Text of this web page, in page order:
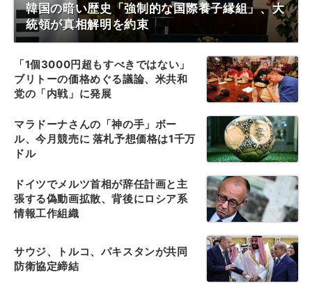
韓国の暗い歴史「強制的な国際養子縁組」、大
統領が真相解明を約束
「1個3000円超もすべきではない」
ブリトーの価格めぐる議論、米共和
党の「内戦」に発展
マラドーナさんの「神の手」ボー
ル、今月競売に 落札予想価格は1千万
ドル
ドイツでメルツ首相が辞任計画と主
張する偽動画拡散、背後にロシア系
情報工作組織
サウジ、トルコ、パキスタンが共同
防衛協定締結